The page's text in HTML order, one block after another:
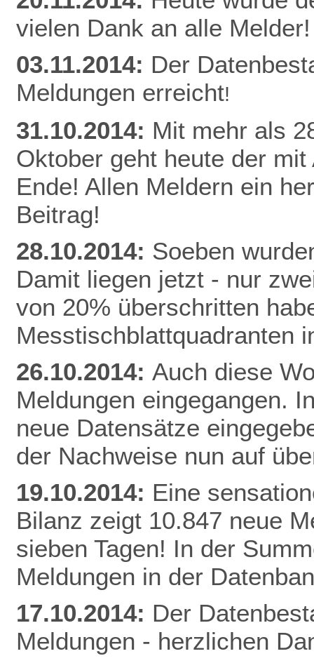
vielen Dank an alle Melder!
03.11.2014: Der
Meldungen erreicht!
31.10.2014: Mit mehr als
Oktober geht heute der
Ende! Allen Meldern ein
Beitrag!
28.10.2014: Soeben
Damit liegen jetzt - nur
von 20% überschritten
Messtischblattquadranten
26.10.2014: Auch diese
Meldungen eingegangen.
neue Datensätze
der Nachweise nun auf
19.10.2014: Eine
Bilanz zeigt 10.847 neue
sieben Tagen! In der
Meldungen in der
17.10.2014: Der
Meldungen - herzlichen